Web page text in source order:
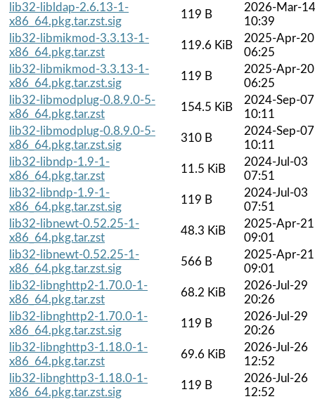
lib32-libldap-2.6.13-1-
x86_64.pkg.tar.zst.sig
119 B
2026-Mar-14
10:39
lib32-libmikmod-3.3.13-1-
x86_64.pkg.tar.zst
119.6 KiB
2025-Apr-20
06:25
lib32-libmikmod-3.3.13-1-
x86_64.pkg.tar.zst.sig
119 B
2025-Apr-20
06:25
lib32-libmodplug-0.8.9.0-5-
x86_64.pkg.tar.zst
154.5 KiB
2024-Sep-07
10:11
lib32-libmodplug-0.8.9.0-5-
x86_64.pkg.tar.zst.sig
310 B
2024-Sep-07
10:11
lib32-libndp-1.9-1-
x86_64.pkg.tar.zst
11.5 KiB
2024-Jul-03
07:51
lib32-libndp-1.9-1-
x86_64.pkg.tar.zst.sig
119 B
2024-Jul-03
07:51
lib32-libnewt-0.52.25-1-
x86_64.pkg.tar.zst
48.3 KiB
2025-Apr-21
09:01
lib32-libnewt-0.52.25-1-
x86_64.pkg.tar.zst.sig
566 B
2025-Apr-21
09:01
lib32-libnghttp2-1.70.0-1-
x86_64.pkg.tar.zst
68.2 KiB
2026-Jul-29
20:26
lib32-libnghttp2-1.70.0-1-
x86_64.pkg.tar.zst.sig
119 B
2026-Jul-29
20:26
lib32-libnghttp3-1.18.0-1-
x86_64.pkg.tar.zst
69.6 KiB
2026-Jul-26
12:52
lib32-libnghttp3-1.18.0-1-
x86_64.pkg.tar.zst.sig
119 B
2026-Jul-26
12:52